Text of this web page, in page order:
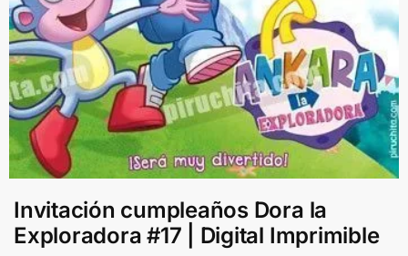
Invitación cumpleaños Dora la
Exploradora #17 | Digital Imprimible